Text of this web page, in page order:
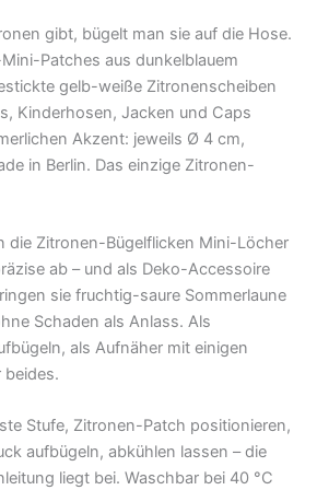
gibt, bügelt man sie auf die Hose.
Patches aus dunkelblauem
gelb-weiße Zitronenscheiben
Kinderhosen, Jacken und Caps
Akzent: jeweils Ø 4 cm,
in Berlin. Das einzige Zitronen-
die Zitronen-Bügelflicken Mini-Löcher
ab – und als Deko-Accessoire
sie fruchtig-saure Sommerlaune
Schaden als Anlass. Als
als Aufnäher mit einigen
beides.
Stufe, Zitronen-Patch positionieren,
aufbügeln, abkühlen lassen – die
liegt bei. Waschbar bei 40 °C